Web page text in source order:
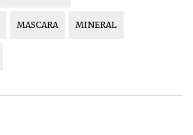
MASCARA MINERAL